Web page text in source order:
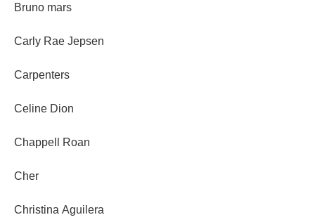
Bruno mars
Carly Rae Jepsen
Carpenters
Celine Dion
Chappell Roan
Cher
Christina Aguilera